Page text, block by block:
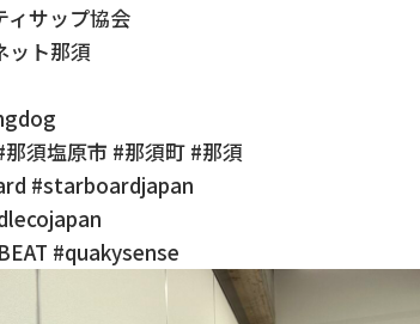
ィサップ協会
ット那須
須塩原市 #那須町 #那須
#starboardjapan
#quakysense